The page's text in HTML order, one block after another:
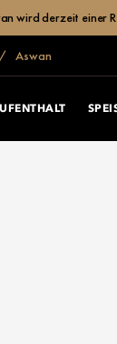
wird derzeit einer
Aswan